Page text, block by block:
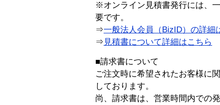
※オンライン見積書発行には、
要です。
⇒一般法人会員（BizID）の詳細
⇒ 見積書について詳細はこちら
■請求書について
ご注文時に希望されたお客様に
しております。
尚、請求書は、営業時間内での